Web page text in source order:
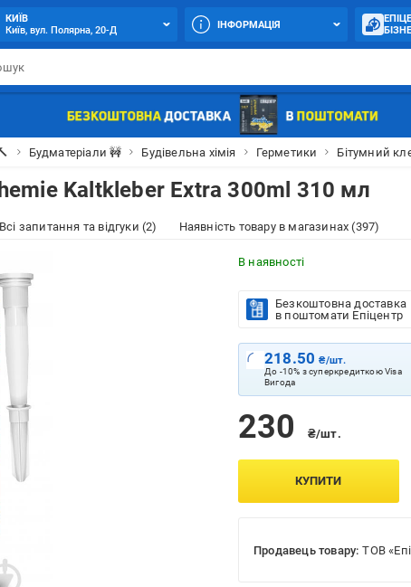
КИЇВ
Київ, вул. Полярна, 20-Д
ІНФОРМАЦІЯ
Будматеріали 🚧 Будівельна хімія Герметики Бітумний
Kaltkleber Extra 300ml 310 мл
Всі запитання та відгуки (2) Наявність товару в магазинах (397)
В наявності
Безкоштовна доставка
в поштомати Епіцентр
218.50₴/шт.
До -10% з суперкредиткою Visa
Вигода
230 ₴/шт.
КУПИТИ
Продавець товару: ТОВ